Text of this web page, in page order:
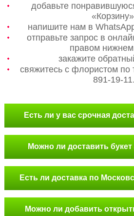
добавьте
напишите нам в
отправьте запрос в
правом нижнем
закажите
свяжитесь с флористом по
891-19-11.
Есть ли у вас срочная
Можно ли доставить
Есть ли доставка по
Можно ли добавить